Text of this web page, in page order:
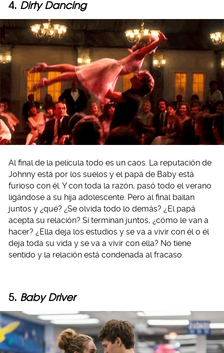
4. Dirty Dancing
Al final de la película todo es un caos. La reputación de
Johnny está por los suelos y el papá de Baby está
furioso con él. Y con toda la razón, pasó todo el verano
ligándose a su hija adolescente. Pero al final bailan
juntos y ¿qué? ¿Se olvida todo lo demás? ¿El papá
acepta su relación? Si terminan juntos, ¿cómo le van a
hacer? ¿Ella deja los estudios y se va a vivir con él o él
deja toda su vida y se va a vivir con ella? No tiene
sentido y la relación está condenada al fracaso.
5. Baby Driver